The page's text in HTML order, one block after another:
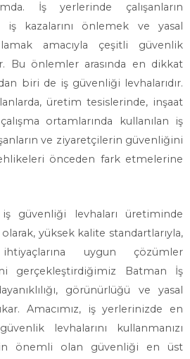
İş yerlerinde çalışanların
iş kazalarını önlemek ve yasal
amacıyla çeşitli güvenlik
Bu önlemler arasında en dikkat
biri de iş güvenliği levhalarıdır.
üretim tesislerinde, inşaat
ortamlarında kullanılan iş
ve ziyaretçilerin güvenliğini
önceden fark etmelerine
güvenliği levhaları üretiminde
yüksek kalite standartlarıyla,
uygun çözümler
gerçekleştirdiğimiz Batman İş
görünürlüğü ve yasal
Amacımız, iş yerlerinizde en
levhalarını kullanmanızı
önemli olan güvenliği en üst